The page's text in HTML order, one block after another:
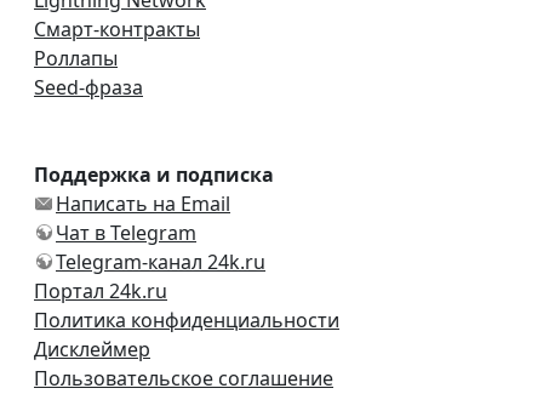
Смарт-контракты
Роллапы
Seed-фраза
Поддержка и подписка
Написать на Email
Чат в Telegram
Telegram-канал 24k.ru
Портал 24k.ru
Политика конфиденциальности
Дисклеймер
Пользовательское соглашение